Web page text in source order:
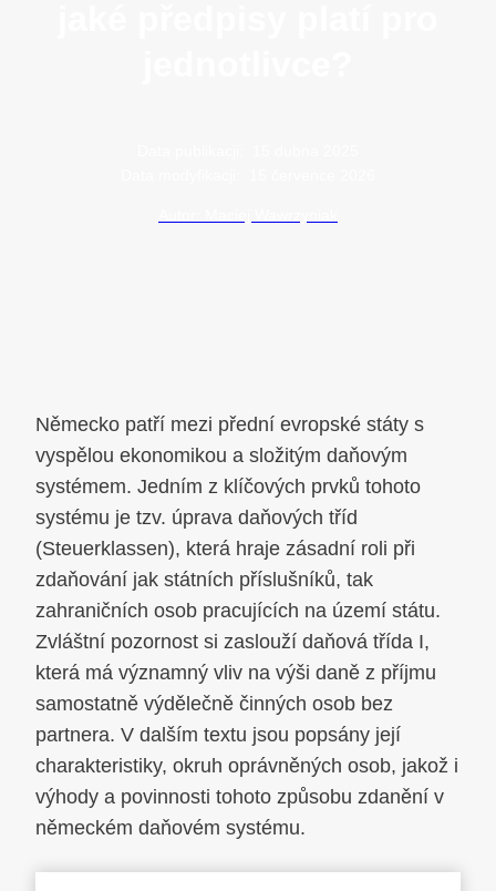
Německo patří mezi přední evropské státy s
vyspělou ekonomikou a složitým daňovým
systémem. Jedním z klíčových prvků tohoto
systému je tzv. úprava daňových tříd
(Steuerklassen), která hraje zásadní roli při
zdaňování jak státních příslušníků, tak
zahraničních osob pracujících na území státu.
Zvláštní pozornost si zaslouží daňová třída I,
která má významný vliv na výši daně z příjmu
samostatně výdělečně činných osob bez
partnera. V dalším textu jsou popsány její
charakteristiky, okruh oprávněných osob, jakož i
výhody a povinnosti tohoto způsobu zdanění v
německém daňovém systému.